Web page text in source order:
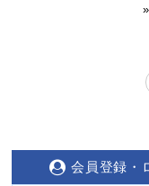
»
会員登録・